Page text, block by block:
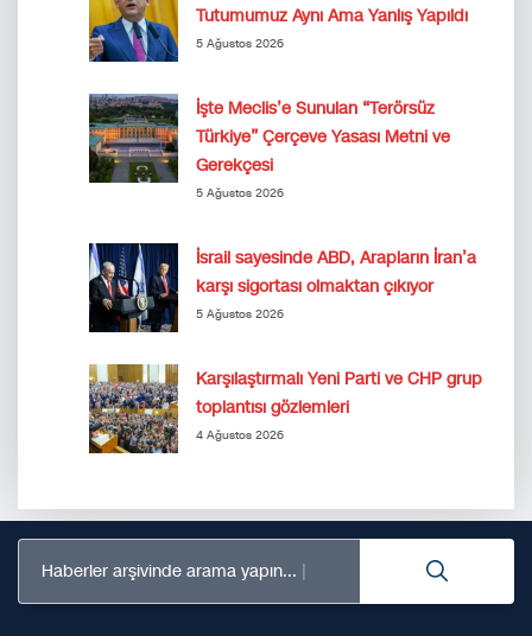
Tutumumuz Aynı Ama Yanlış Yapıldı
5 Ağustos 2026
İşte Meclis’e Sunulan “Terörsüz
Türkiye” Çerçeve Yasası Metni ve
Gerekçesi
5 Ağustos 2026
İsrail sayesinde ABD, Arapların İran’a
karşı sigortası olmaktan çıkıyor
5 Ağustos 2026
Karşılaştırmalı Yeni Parti ve CHP grup
toplantısı gözlemleri
4 Ağustos 2026
Haberler arşivinde arama yapın...